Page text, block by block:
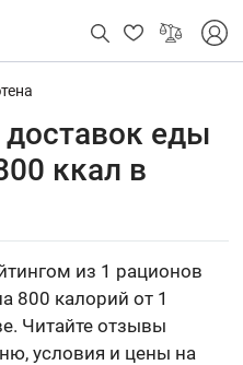
еды
ккал в
из 1 рационов
800 калорий от 1
Читайте отзывы
условия и цены на